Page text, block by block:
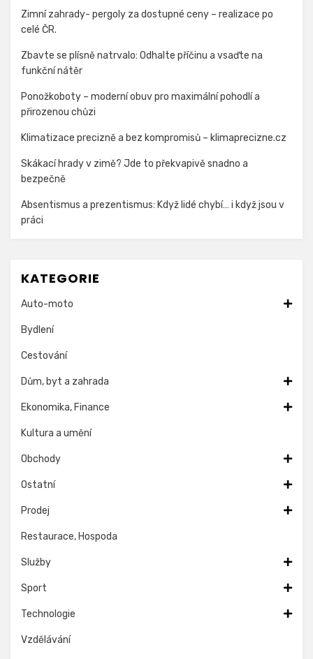
Zimní zahrady- pergoly za dostupné ceny – realizace po
celé ČR.
Zbavte se plísně natrvalo: Odhalte příčinu a vsaďte na
funkční nátěr
Ponožkoboty – moderní obuv pro maximální pohodlí a
přirozenou chůzi
Klimatizace precizně a bez kompromisů – klimaprecizne.cz
Skákací hrady v zimě? Jde to překvapivě snadno a
bezpečně
Absentismus a prezentismus: Když lidé chybí… i když jsou v
práci
KATEGORIE
Auto-moto
Bydlení
Cestování
Dům, byt a zahrada
Ekonomika, Finance
Kultura a umění
Obchody
Ostatní
Prodej
Restaurace, Hospoda
Služby
Sport
Technologie
Vzdělávání